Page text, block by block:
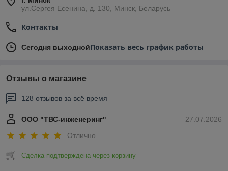
ул.Сергея Есенина, д. 130, Минск, Беларусь
Контакты
Сегодня выходнойПоказать весь график работы
Отзывы о магазине
128 отзывов за всё время
27.07.2026
ООО "ТВС-инженеринг"
Отлично
Сделка подтверждена через корзину